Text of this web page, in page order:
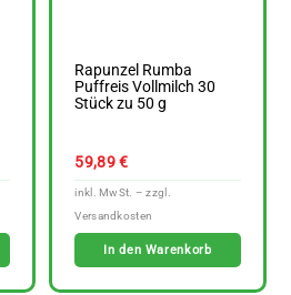
Rapunzel Rumba
Puffreis Vollmilch 30
Stück zu 50 g
59,89€
In den Warenkorb